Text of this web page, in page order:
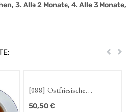
3. Alle 2 Monate, 4. Alle 3 Monate,
Zurück
[088] Ostfriesische
Gemütlichkeit
50,50€